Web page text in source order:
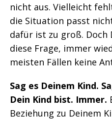
nicht aus. Vielleicht
die Situation passt
dafür ist zu groß. Doch
diese Frage, immer
meisten Fällen keine
Sag es Deinem Kind.
Dein Kind bist. Immer.
Beziehung zu Deinem